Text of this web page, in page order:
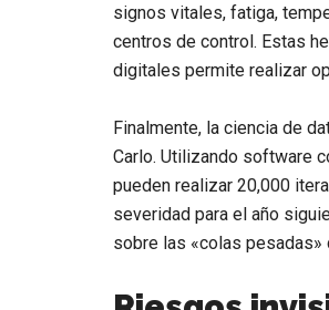
signos vitales, fatiga,
centros de control. Estas
digitales permite realizar
Finalmente, la ciencia de
Carlo. Utilizando software
pueden realizar 20,000
severidad para el año
sobre las «colas